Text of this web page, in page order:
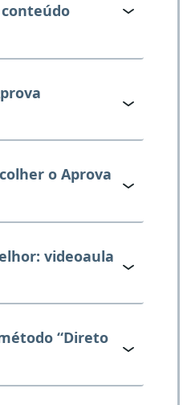
o Aprova
videoaula
“Direto